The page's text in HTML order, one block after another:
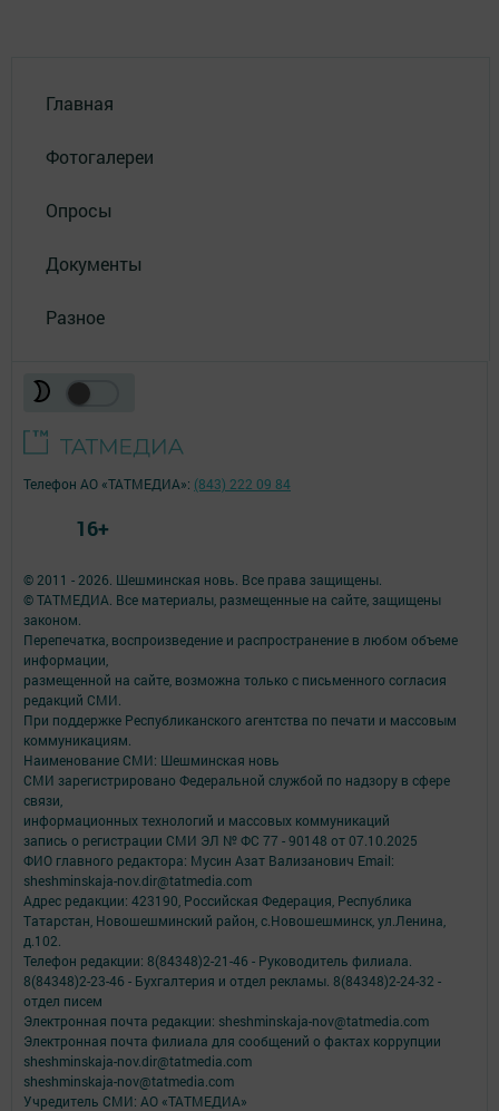
Главная
Фотогалереи
Опросы
Документы
Разное
© 2011 - 2026. Шешминская новь. Все права защищены.
© ТАТМЕДИА. Все материалы, размещенные на сайте, защищены
законом.
Перепечатка, воспроизведение и распространение в любом объеме
информации,
размещенной на сайте, возможна только с письменного согласия
редакций СМИ.
При поддержке Республиканского агентства по печати и массовым
коммуникациям.
Наименование СМИ: Шешминская новь
СМИ зарегистрировано Федеральной службой по надзору в сфере
связи,
информационных технологий и массовых коммуникаций
запись о регистрации СМИ ЭЛ № ФС 77 - 90148 от 07.10.2025
ФИО главного редактора: Мусин Азат Вализанович Email:
sheshminskaja-nov.dir@tatmedia.com
Адрес редакции: 423190, Российская Федерация, Республика
Татарстан, Новошешминский район, с.Новошешминск, ул.Ленина,
д.102.
Телефон редакции: 8(84348)2-21-46 - Руководитель филиала.
8(84348)2-23-46 - Бухгалтерия и отдел рекламы. 8(84348)2-24-32 -
отдел писем
Электронная почта редакции: sheshminskaja-nov@tatmedia.com
Электронная почта филиала для сообщений о фактах коррупции
sheshminskaja-nov.dir@tatmedia.com
sheshminskaja-nov@tatmedia.com
Учредитель СМИ: АО «ТАТМЕДИА»
Телефон АО «ТАТМЕДИА»: (843) 222 09 84
16+